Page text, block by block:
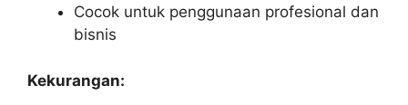
Cocok untuk penggunaan profesional dan
bisnis
Kekurangan: